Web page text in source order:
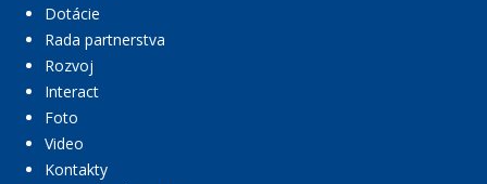
Dotácie
Rada partnerstva
Rozvoj
Interact
Foto
Video
Kontakty